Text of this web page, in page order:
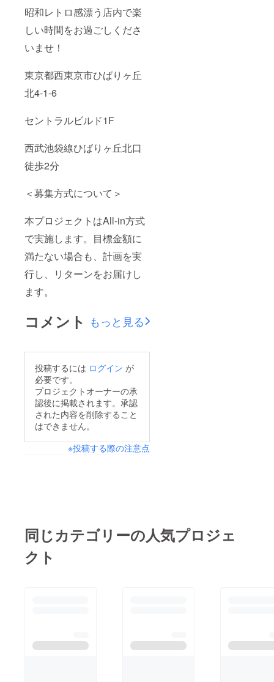
昭和レトロ感漂う店内で楽
しい時間をお過ごしくださ
いませ！
東京都西東京市ひばりヶ丘
北4-1-6
セントラルビルド1F
西武池袋線ひばりヶ丘北口
徒歩2分
＜募集方式について＞
本プロジェクトはAll-in方式
で実施します。目標金額に
満たない場合も、計画を実
行し、リターンをお届けし
ます。
コメント もっと見る
投稿するには ログイン が
必要です。
プロジェクトオーナーの承
認後に掲載されます。承認
された内容を削除すること
はできません。
※投稿する際の注意点
同じカテゴリーの人気プロジェ
クト